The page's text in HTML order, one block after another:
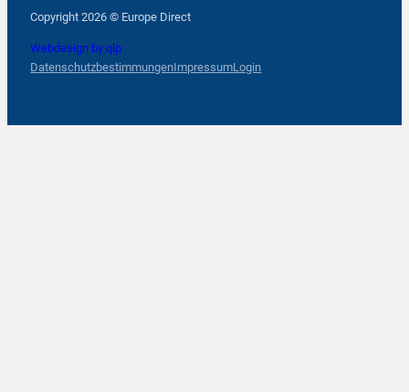
Copyright 2026 © Europe Direct
Webdesign by qlp
DatenschutzbestimmungenImpressumLogin